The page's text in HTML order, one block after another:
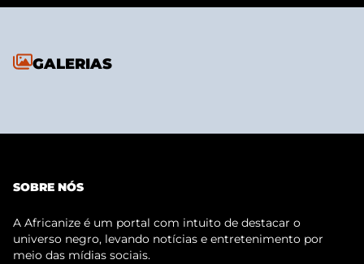
GALERIAS
SOBRE NÓS
A Africanize é um portal com intuito de destacar o
universo negro, levando notícias e entretenimento por
meio das mídias sociais.